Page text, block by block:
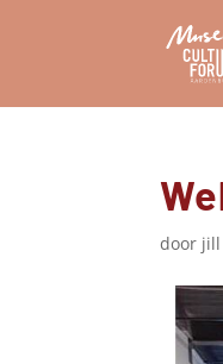
door jill